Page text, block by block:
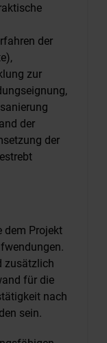
der
zur
der
der
dem Projekt
zusätzlich
für die
nach
sein.